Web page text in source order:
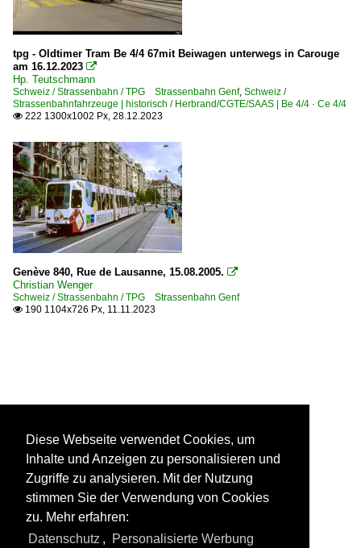
tpg - Oldtimer Tram Be 4/4 67mit Beiwagen unterwegs in Carouge
am 16.12.2023 
Hp. Teutschmann
Schweiz / Strassenbahn / TPG Strassenbahn Genf, Schweiz /
Strassenbahnfahrzeuge | historisch / Herbrand/CGTE/SAAS | Be 4/4 · Ce 4/4
 222 1300x1002 Px, 28.12.2023
Genève 840, Rue de Lausanne, 15.08.2005. 
Christian Wenger
Schweiz / Strassenbahn / TPG Strassenbahn Genf
 190 1104x726 Px, 11.11.2023
Diese Webseite verwendet Cookies, um
Inhalte und Anzeigen zu personalisieren und
Zugriffe zu analysieren. Mit der Nutzung
stimmen Sie der Verwendung von Cookies
zu. Mehr erfahren:
Datenschutz , Personalisierte Werbung